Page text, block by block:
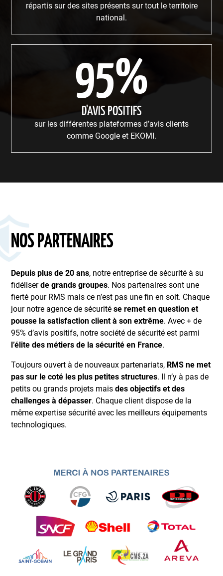
répartis sur des sites présents sur tout le territoire
national.
95%
D'AVIS POSITIFS
sur les différentes plateformes d’avis clients
comme Google et EKOMI.
NOS PARTENAIRES
Depuis plus de 20 ans, notre entreprise de sécurité à su
fidéliserde grands groupes. Nos partenaires sont une
fierté pour RMS mais ce n’est pas une fin en soit. Chaque
jour notre agence de sécuritése remet en question et
pousse la satisfaction client à son extrême. Avec + de
95% d’avis positifs, notre société de sécurité est parmi
l’élite des métiers de la sécurité en France.
Toujours ouvert à de nouveaux partenariats, RMS ne met
pas sur le coté les plus petites structures. Il n’y à pas de
petits ou grands projets maisdes objectifs et des
challenges à dépasser. Chaque client dispose de la
même expertise sécurité avec les meilleurs équipements
technologiques.